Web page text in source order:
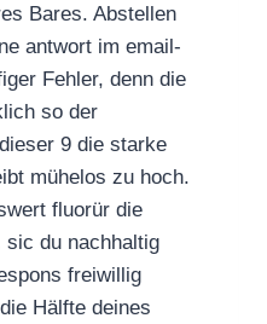
Bares. Abstellen
antwort im email-
Fehler, denn die
so der
9 die starke
mühelos zu hoch.
fluorür die
du nachhaltig
freiwillig
Hälfte deines